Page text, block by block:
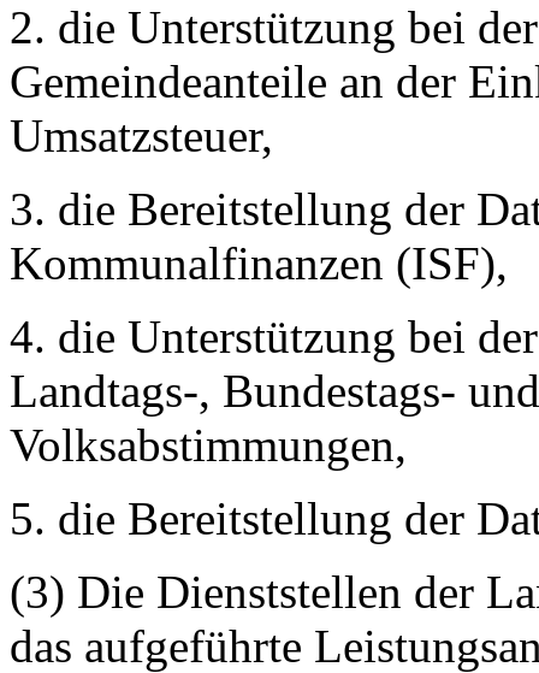
2. die Unterstützung bei
Gemeindeanteile an der
Umsatzsteuer,
3. die Bereitstellung der
Kommunalfinanzen (ISF),
4. die Unterstützung bei
Landtags-, Bundestags-
Volksabstimmungen,
5. die Bereitstellung der
(3) Die Dienststellen der
das aufgeführte